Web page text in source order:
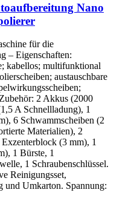
Nano
für die
– Eigenschaften:
kabellos; multifunktional
austauschbare
2 Akkus (2000
A Schnellladung), 1
6 Schwammscheiben (2
Materialien), 2
(3 mm), 1
1 Bürste, 1
1 Schraubenschlüssel.
Reinigungsset,
und Umkarton. Spannung: